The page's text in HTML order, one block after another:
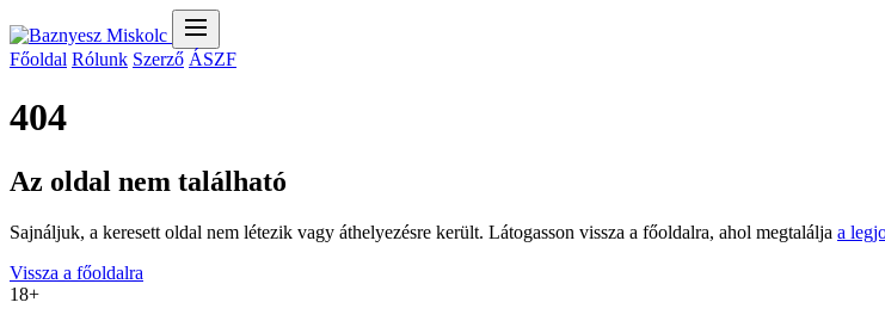
Főoldal Rólunk Szerző ÁSZF
404
Az oldal nem található
Sajnáljuk, a keresett oldal nem létezik vagy áthelyezésre került. Látogasson vissza a főoldalra, ahol megtalálja a
Vissza a főoldalra
18+